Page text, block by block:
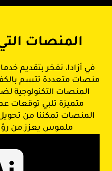
المنصات
في أزادا، نفخر بتقديم
منصات متعددة تتسم
المنصات التكنولوجية
متميزة تلبي توقعات
المنصات تمكننا من تحويل
ملموس يعزز من